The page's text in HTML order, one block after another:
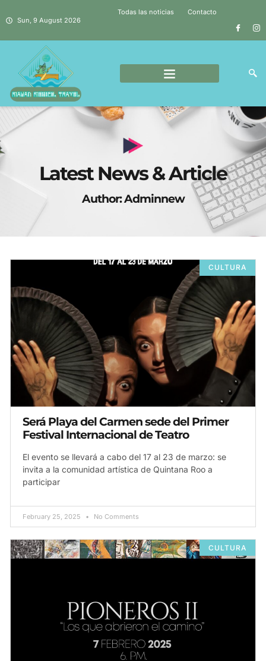
Sun, 9 August 2026
Todas las noticias Contacto
Latest News & Article
Author:Adminnew
CULTURA
Será Playa del Carmen sede del Primer
Festival Internacional de Teatro
El evento se llevará a cabo del 17 al 23 de marzo: se
invita a la comunidad artística de Quintana Roo a
participar
February 25, 2025 No Comments
CULTURA